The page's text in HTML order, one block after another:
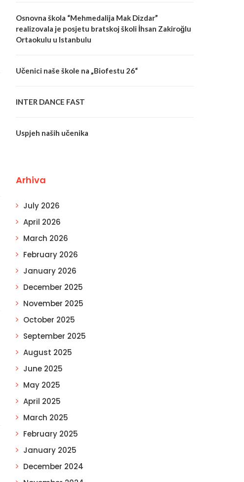
Osnovna škola “Mehmedalija Mak Dizdar”
realizovala je posjetu bratskoj školi İhsan Zakiroğlu
Ortaokulu u Istanbulu
Učenici naše škole na „Biofestu 26“
INTER DANCE FAST
Uspjeh naših učenika
Arhiva
July 2026
April 2026
March 2026
February 2026
January 2026
December 2025
November 2025
October 2025
September 2025
August 2025
June 2025
May 2025
April 2025
March 2025
February 2025
January 2025
December 2024